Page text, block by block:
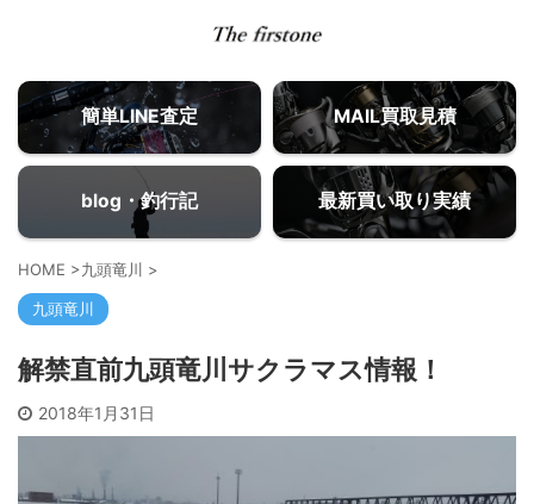
簡単LINE査定 MAIL買取見積
blog・釣行記 最新買い取り実績
HOME >九頭竜川 >
九頭竜川
解禁直前九頭竜川サクラマス情報！
2018年1月31日